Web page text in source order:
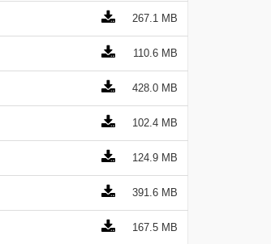
267.1 MB
110.6 MB
428.0 MB
102.4 MB
124.9 MB
391.6 MB
167.5 MB